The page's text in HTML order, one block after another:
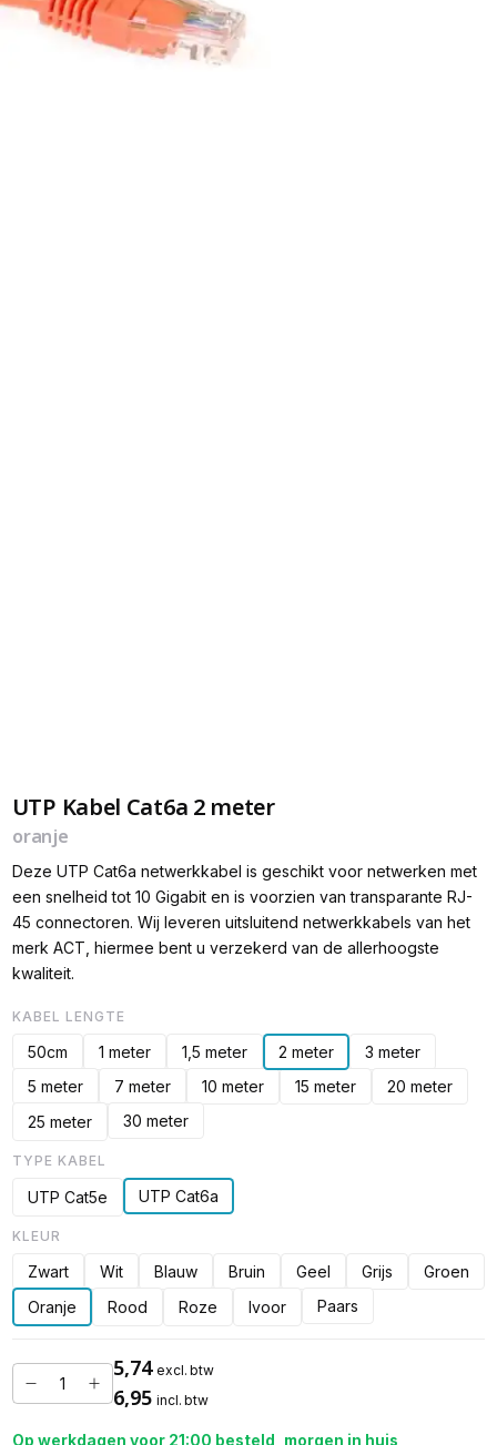
UTP Kabel Cat6a 2 meter
oranje
Deze UTP Cat6a netwerkkabel is geschikt voor netwerken met
een snelheid tot 10 Gigabit en is voorzien van transparante RJ-
45 connectoren. Wij leveren uitsluitend netwerkkabels van het
merk ACT, hiermee bent u verzekerd van de allerhoogste
kwaliteit.
KABEL LENGTE
50cm 1 meter 1,5 meter 2 meter
3 meter
5 meter
7 meter 10 meter 15 meter
20 meter
25 meter
30 meter
TYPE KABEL
UTP Cat5e UTP Cat6a
KLEUR
Zwart Wit Blauw Bruin Geel Grijs
Groen
Oranje
Rood Roze Ivoor Paars
5,74 excl. btw
6,95 incl. btw
Op werkdagen voor 21:00 besteld, morgen in huis